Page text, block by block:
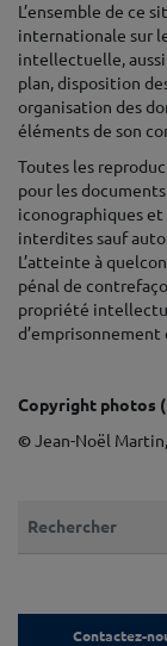
L’ensemble de ce
internationale sur
intellectuelle, aussi
plan, disposition
organisation des
éléments de son
Toutes les
pour les
iconographiques
interdites sauf
L’atteinte à
pénal de
propriété
d’emprisonnement
Copyright photos
©Jean-Noël Martin,
Contactez-